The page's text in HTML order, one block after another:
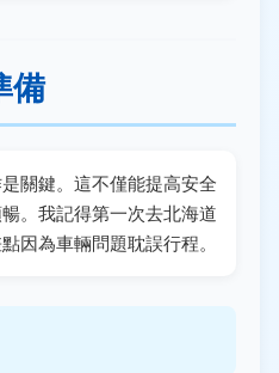
備
關鍵。這不僅能提高安全
。我記得第一次去北海道
因為車輛問題耽誤行程。